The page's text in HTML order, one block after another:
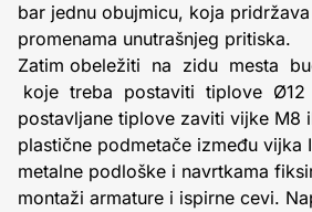
bar jednu obujmicu, koja
promenama unutrašnjeg pritiska.
Zatim obeležiti na zidu mesta
koje treba postaviti tiplove
postavljane tiplove zaviti vijke M8
plastične podmetače između vijka
metalne podloške i navrtkama
montaži armature i ispirne cevi.